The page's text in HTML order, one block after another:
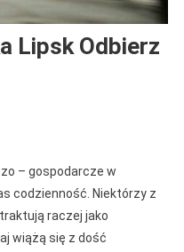
Lipsk Odbierz
– gospodarcze w
codzienność. Niektórzy z
raczej jako
wiążą się z dość